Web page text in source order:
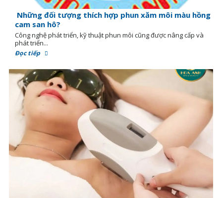
Những đối tượng thích hợp phun xăm môi màu hồng
cam san hô?
Công nghệ phát triển, kỹ thuật phun môi cũng được nâng cấp và
phát triển...
Đọc tiếp